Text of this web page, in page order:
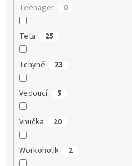
Teenager 0
Teta 25
Tchyně 23
Vedoucí 5
Vnučka 20
Workoholik 2